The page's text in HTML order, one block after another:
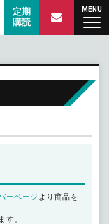
MENU
定期
購読
ス
ーページ より商品を
す。